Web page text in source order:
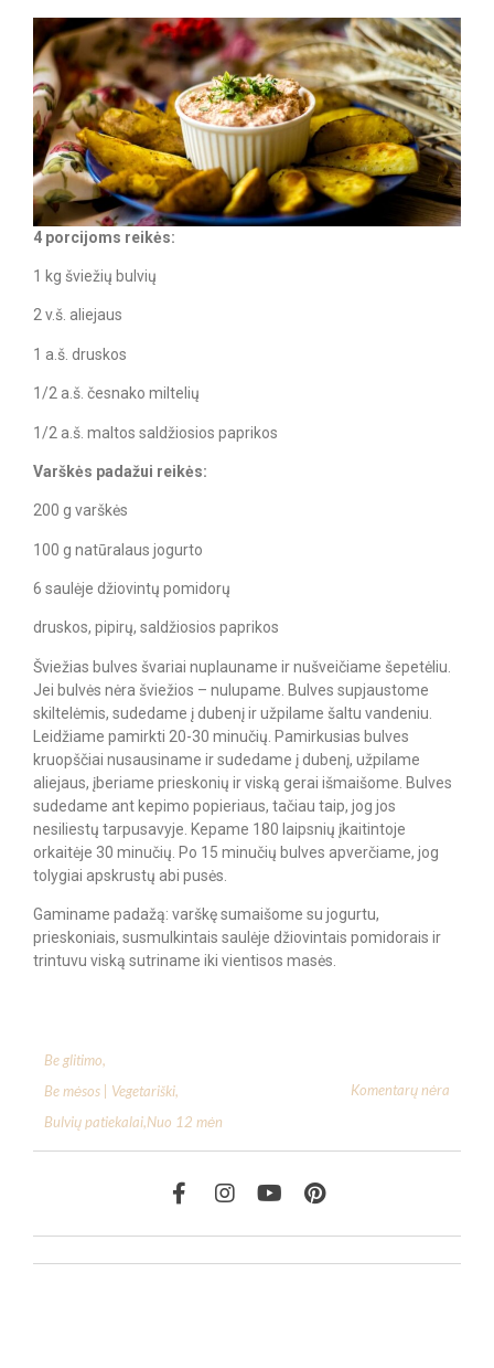
4 porcijoms reikės:
1 kg šviežių bulvių
2 v.š. aliejaus
1 a.š. druskos
1/2 a.š. česnako miltelių
1/2 a.š. maltos saldžiosios paprikos
Varškės padažui reikės:
200 g varškės
100 g natūralaus jogurto
6 saulėje džiovintų pomidorų
druskos, pipirų, saldžiosios paprikos
Šviežias bulves švariai nuplauname ir nušveičiame šepetėliu.
Jei bulvės nėra šviežios – nulupame. Bulves supjaustome
skiltelėmis, sudedame į dubenį ir užpilame šaltu vandeniu.
Leidžiame pamirkti 20-30 minučių. Pamirkusias bulves
kruopščiai nusausiname ir sudedame į dubenį, užpilame
aliejaus, įberiame prieskonių ir viską gerai išmaišome. Bulves
sudedame ant kepimo popieriaus, tačiau taip, jog jos
nesiliestų tarpusavyje. Kepame 180 laipsnių įkaitintoje
orkaitėje 30 minučių. Po 15 minučių bulves apverčiame, jog
tolygiai apskrustų abi pusės.
Gaminame padažą: varškę sumaišome su jogurtu,
prieskoniais, susmulkintais saulėje džiovintais pomidorais ir
trintuvu viską sutriname iki vientisos masės.
Be glitimo,
Be mėsos | Vegetariški,
Bulvių patiekalai,Nuo 12 mėn
Komentarų nėra